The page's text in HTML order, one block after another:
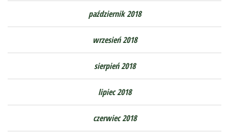
październik 2018
wrzesień 2018
sierpień 2018
lipiec 2018
czerwiec 2018